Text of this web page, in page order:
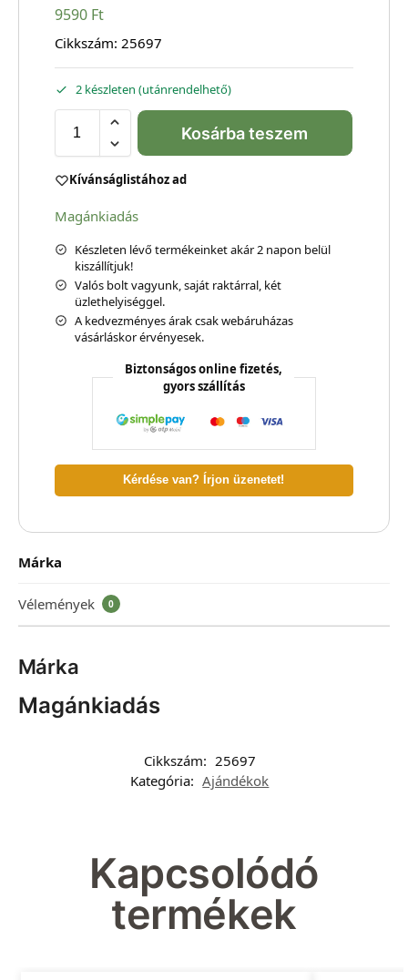
9590 Ft
Cikkszám: 25697
2 készleten (utánrendelhető)
Kosárba teszem
Kívánságlistához ad
Magánkiadás
Készleten lévő termékeinket akár 2 napon belül
kiszállítjuk!
Valós bolt vagyunk, saját raktárral, két
üzlethelyiséggel.
A kedvezményes árak csak webáruházas
vásárláskor érvényesek.
Biztonságos online fizetés,
gyors szállítás
Kérdése van? Írjon üzenetet!
Márka
Vélemények 0
Márka
Magánkiadás
Cikkszám: 25697
Kategória: Ajándékok
Kapcsolódó
termékek